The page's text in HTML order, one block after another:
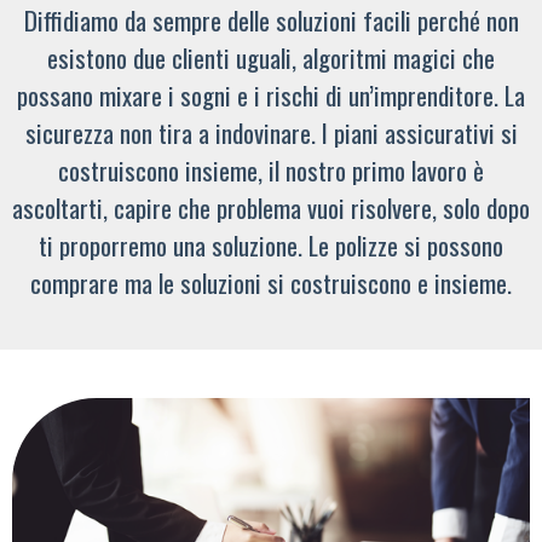
Diffidiamo da sempre delle soluzioni facili perché non
esistono due clienti uguali, algoritmi magici che
possano mixare i sogni e i rischi di un’imprenditore. La
sicurezza non tira a indovinare. I piani assicurativi si
costruiscono insieme, il nostro primo lavoro è
ascoltarti, capire che problema vuoi risolvere, solo dopo
ti proporremo una soluzione. Le polizze si possono
comprare ma le soluzioni si costruiscono e insieme.